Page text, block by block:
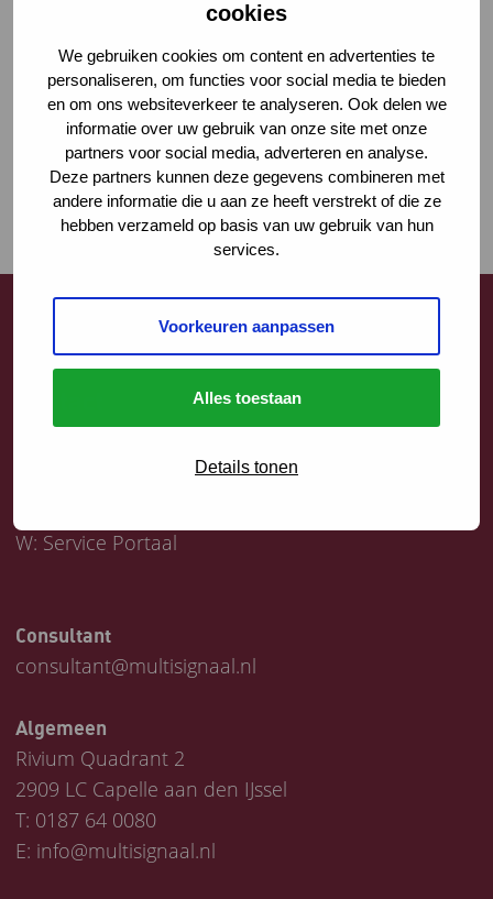
cookies
We gebruiken cookies om content en advertenties te
personaliseren, om functies voor social media te bieden
en om ons websiteverkeer te analyseren. Ook delen we
informatie over uw gebruik van onze site met onze
partners voor social media, adverteren en analyse.
Deze partners kunnen deze gegevens combineren met
andere informatie die u aan ze heeft verstrekt of die ze
hebben verzameld op basis van uw gebruik van hun
services.
Voorkeuren aanpassen
Alles toestaan
Details tonen
W: Service Portaal
Consultant
consultant@multisignaal.nl
Algemeen
Rivium Quadrant 2
2909 LC Capelle aan den IJssel
T: 0187 64 0080
E: info@multisignaal.nl